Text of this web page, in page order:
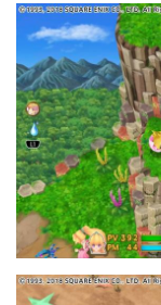
16.JPG
14.JPG